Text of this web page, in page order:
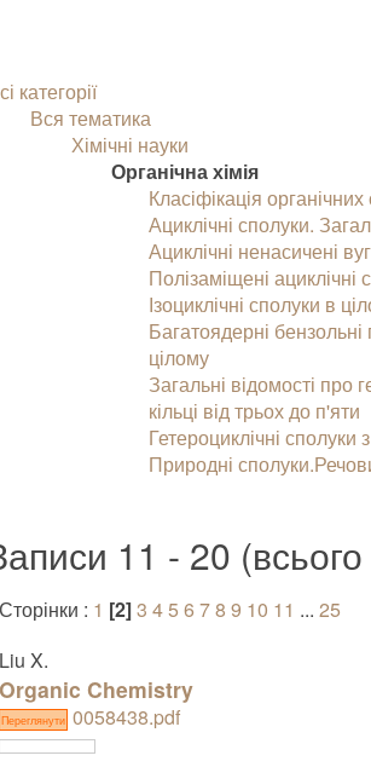
категорії
Вся тематика
Хімічні науки
Органічна хімія
Класіфікація
Ациклічні сполуки.
Ациклічні ненасичені
Полізаміщені ациклічні
Ізоциклічні сполуки в
Багатоядерні бензольні
цілому
Загальні відомості про
кільці від трьох до п'яти
Гетероциклічні
Природні
11 - 20
Сторінки : 1 [2]3 45 6 78 9 10 11 ... 25
Liu X.
Organic Chemistry
Переглянути 0058438.pdf